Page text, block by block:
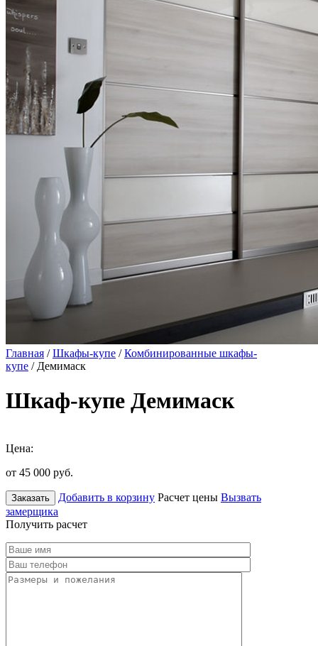
Главная /Шкафы-купе /Комбинированные шкафы-
купе / Демимаск
Шкаф-купе Демимаск
Цена:
от 45 000 руб.
Заказать Добавить в корзину Расчет цены Вызвать
замерщика
Получить расчет